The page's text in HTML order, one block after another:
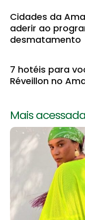
Cidades da
aderir ao
desmatamento
7 hotéis para
Réveillon no
Mais